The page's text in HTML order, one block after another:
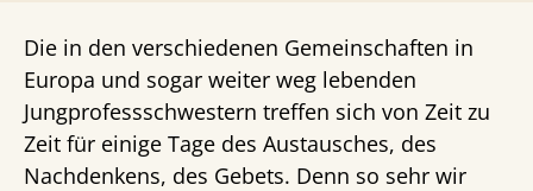
Die in den verschiedenen Gemeinschaften in
Europa und sogar weiter weg lebenden
Jungprofessschwestern treffen sich von Zeit zu
Zeit für einige Tage des Austausches, des
Nachdenkens, des Gebets. Denn so sehr wir